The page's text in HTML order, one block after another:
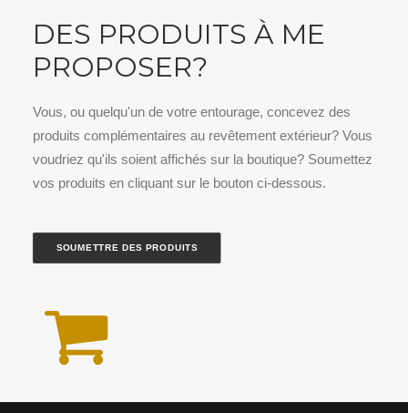
DES PRODUITS À ME
PROPOSER?
Vous, ou quelqu'un de votre entourage, concevez des
produits complémentaires au revêtement extérieur? Vous
voudriez qu'ils soient affichés sur la boutique? Soumettez
vos produits en cliquant sur le bouton ci-dessous.
SOUMETTRE DES PRODUITS